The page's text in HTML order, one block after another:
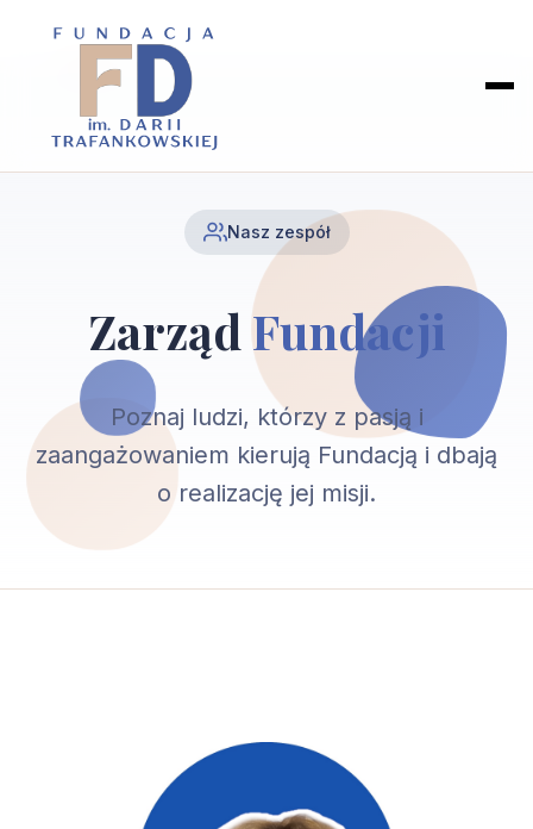
Nasz zespół
ZarządFundacji
Poznaj ludzi, którzy z pasją i
zaangażowaniem kierują Fundacją i dbają
o realizację jej misji.